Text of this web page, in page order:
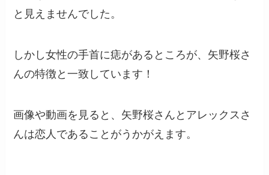
と見えませんでした。
しかし女性の手首に痣があるところが、矢野桜さ
んの特徴と一致しています！
画像や動画を見ると、矢野桜さんとアレックスさ
んは恋人であることがうかがえます。